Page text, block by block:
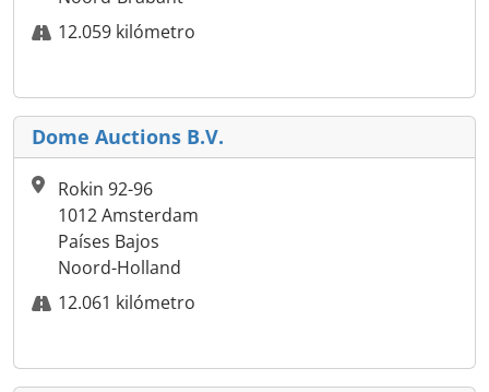
12.059 kilómetro
Dome Auctions B.V.
Rokin 92-96
1012 Amsterdam
Países Bajos
Noord-Holland
12.061 kilómetro